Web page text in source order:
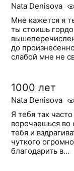
Nata Denisova
Мне кажется я
ты стоишь
до
слабой мне не
1000 лет
Nata Denisova
Я тебя так
ворочаешься во
тебя и
чуткого
благодарить в...